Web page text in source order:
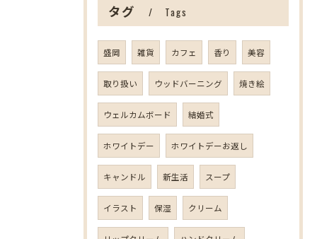
タグ Tags
盛岡 雑貨 カフェ 香り 美容
取り扱い ウッドバーニング 焼き絵
ウェルカムボード 結婚式
ホワイトデー ホワイトデーお返し
キャンドル 新生活 スープ
イラスト 保湿 クリーム